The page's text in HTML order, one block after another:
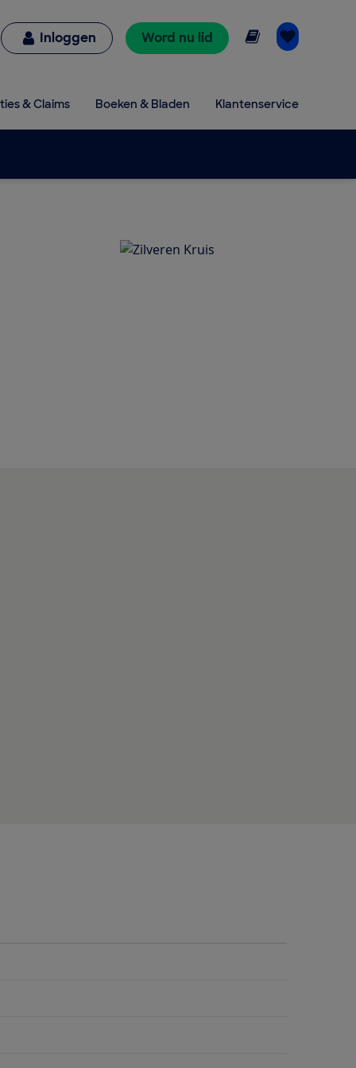
Inloggen Word nu lid Online lezen
& Claims Boeken & Bladen Klantenservice